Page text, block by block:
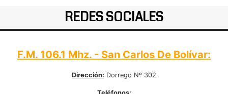
REDES SOCIALES
F.M. 106.1 Mhz. - San Carlos De Bolívar:
Dirección: Dorrego Nº 302